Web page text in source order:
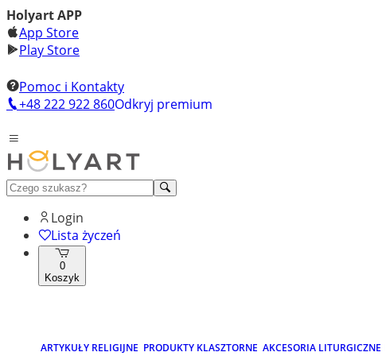
Holyart APP
App Store
Play Store
Pomoc i Kontakty
+48 222 922 860Odkryj premium
Login
Lista życzeń
0
Koszyk
ARTYKUŁY RELIGIJNE PRODUKTY KLASZTORNE AKCESORIA LITURGICZNE